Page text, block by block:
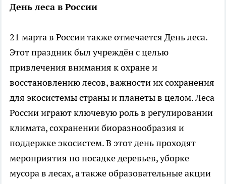
День леса в России
21 марта в России также отмечается День леса.
Этот праздник был учреждён с целью
привлечения внимания к охране и
восстановлению лесов, важности их сохранения
для экосистемы страны и планеты в целом. Леса
России играют ключевую роль в регулировании
климата, сохранении биоразнообразия и
поддержке экосистем. В этот день проходят
мероприятия по посадке деревьев, уборке
мусора в лесах, а также образовательные акции